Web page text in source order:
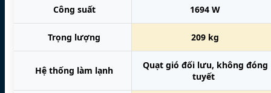
Công suất 1694 W
Trọng lượng 209 kg
Hệ thống làm lạnh
Quạt gió đối lưu, không đóng
tuyết